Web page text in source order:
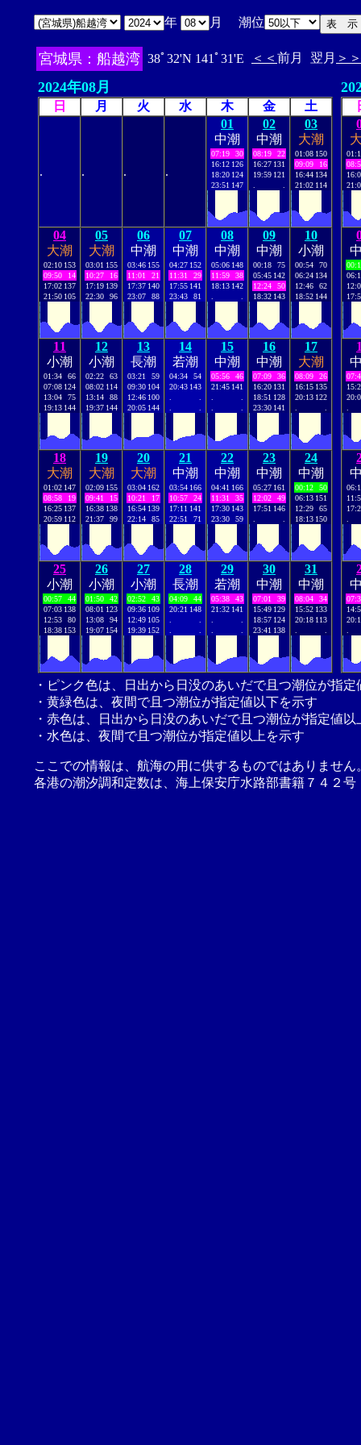
年 月 潮位
宮城県：船越湾 38ﾟ32'N 141ﾟ31'E ＜＜ 前月 翌月 ＞＞
2024年08月
日 月 火 水 木 金 土
. . . .
01
中潮
07:19
30
16:12 126
18:20 124
23:51 147
02
中潮
08:19
22
16:27 131
19:59 121
03
大潮
01:08 150
09:09
16
16:44 134
21:02 114
04
大潮
02:10 153
09:50
14
17:02 137
21:50 105
05
大潮
03:01 155
10:27
16
17:19 139
22:30
96
06
中潮
03:46 155
11:01
21
17:37 140
23:07
88
07
中潮
04:27 152
11:31
29
17:55 141
23:43
81
08
中潮
05:06 148
11:59
38
18:13 142
09
中潮
00:18
75
05:45 142
12:24
50
18:32 143
10
小潮
00:54
70
06:24 134
12:46
62
18:52 144
11
小潮
01:34
66
07:08 124
13:04
75
19:13 144
12
小潮
02:22
63
08:02 114
13:14
88
19:37 144
13
長潮
03:21
59
09:30 104
12:46 100
20:05 144
14
若潮
04:34
54
20:43 143
15
中潮
05:56
46
21:45 141
16
中潮
07:09
36
16:20 131
18:51 128
23:30 141
17
大潮
08:09
26
16:15 135
20:13 122
18
大潮
01:02 147
08:58
19
16:25 137
20:59 112
19
大潮
02:09 155
09:41
15
16:38 138
21:37
99
20
大潮
03:04 162
10:21
17
16:54 139
22:14
85
21
中潮
03:54 166
10:57
24
17:11 141
22:51
71
22
中潮
04:41 166
11:31
35
17:30 143
23:30
59
23
中潮
05:27 161
12:02
49
17:51 146
24
中潮
00:12
50
06:13 151
12:29
65
18:13 150
25
小潮
00:57
44
07:03 138
12:53
80
18:38 153
26
小潮
01:50
42
08:01 123
13:08
94
19:07 154
27
小潮
02:52
43
09:36 109
12:49 105
19:39 152
28
長潮
04:09
44
20:21 148
29
若潮
05:38
43
21:32 141
30
中潮
07:01
39
15:49 129
18:57 124
23:41 138
31
中潮
08:04
34
15:52 133
20:18 113
・ピンク色は、日出から日没のあいだで且つ潮位が指
・黄緑色は、夜間で且つ潮位が指定値以下を示す
・赤色は、日出から日没のあいだで且つ潮位が指定値以
・水色は、夜間で且つ潮位が指定値以上を示す
ここでの情報は、航海の用に供するものではありませ
各港の潮汐調和定数は、海上保安庁水路部書籍７４２